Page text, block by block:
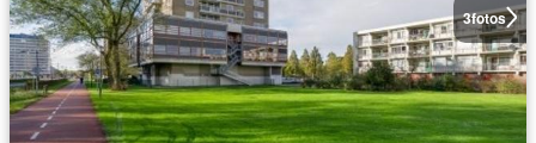
3fotos